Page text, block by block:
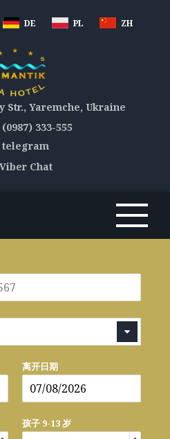
DE PL ZH
Str., Yaremche, Ukraine
(0987) 333-555
telegram
Viber Chat
离开日期
孩子 9-13 岁